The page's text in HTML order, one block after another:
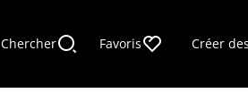
Chercher Favoris Créer